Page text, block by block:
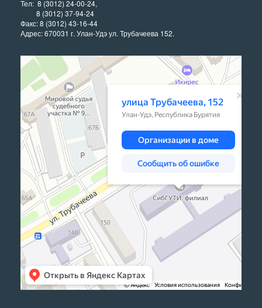
Тел: 8 (3012) 24-00-24,
8 (3012) 37-94-24
Факс: 8 (3012) 43-16-44
Адрес: 670031 г. Улан-Удэ ул. Трубачеева 152.
Улан‑Удэ
Улица Трубачеева, 152 — Яндекс Карты